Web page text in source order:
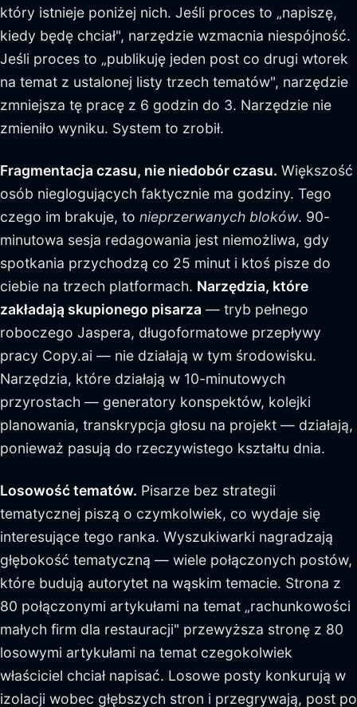
który istnieje poniżej nich. Jeśli proces to „napiszę,
kiedy będę chciał", narzędzie wzmacnia niespójność.
Jeśli proces to „publikuję jeden post co drugi wtorek
na temat z ustalonej listy trzech tematów", narzędzie
zmniejsza tę pracę z 6 godzin do 3. Narzędzie nie
zmieniło wyniku. System to zrobił.
Fragmentacja czasu, nie niedobór czasu. Większość
osób nieglogujących faktycznie ma godziny. Tego
czego im brakuje, to nieprzerwanych bloków. 90-
minutowa sesja redagowania jest niemożliwa, gdy
spotkania przychodzą co 25 minut i ktoś pisze do
ciebie na trzech platformach. Narzędzia, które
zakładają skupionego pisarza — tryb pełnego
roboczego Jaspera, długoformatowe przepływy
pracy Copy.ai — nie działają w tym środowisku.
Narzędzia, które działają w 10-minutowych
przyrostach — generatory konspektów, kolejki
planowania, transkrypcja głosu na projekt — działają,
ponieważ pasują do rzeczywistego kształtu dnia.
Losowość tematów. Pisarze bez strategii
tematycznej piszą o czymkolwiek, co wydaje się
interesujące tego ranka. Wyszukiwarki nagradzają
głębokość tematyczną — wiele połączonych postów,
które budują autorytet na wąskim temacie. Strona z
80 połączonymi artykułami na temat „rachunkowości
małych firm dla restauracji" przewyższa stronę z 80
losowymi artykułami na temat czegokolwiek
właściciel chciał napisać. Losowe posty konkurują w
izolacji wobec głębszych stron i przegrywają, post po